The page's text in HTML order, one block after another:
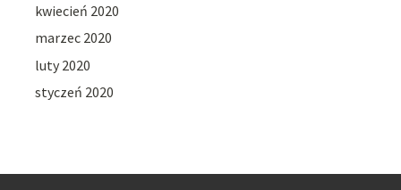
kwiecień 2020
marzec 2020
luty 2020
styczeń 2020